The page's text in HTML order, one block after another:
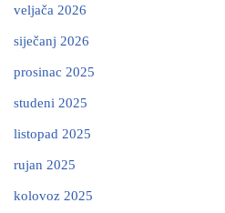
veljača 2026
siječanj 2026
prosinac 2025
studeni 2025
listopad 2025
rujan 2025
kolovoz 2025